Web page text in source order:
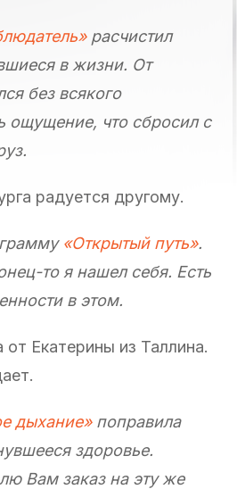
расчистил
в жизни. От
без всякого
ощущение, что сбросил с
радуется другому.
«Открытый путь».
то я нашел себя. Есть
в этом.
Екатерины из Таллина.
дыхание»поправила
здоровье.
Вам заказ на эту же